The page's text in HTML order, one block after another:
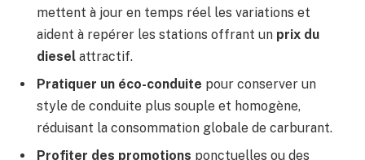
mettent à jour en temps réel les variations et
aident à repérer les stations offrant un prix du
diesel attractif.
Pratiquer un éco-conduite pour conserver un
style de conduite plus souple et homogène,
réduisant la consommation globale de carburant.
Profiter des promotions ponctuelles ou des